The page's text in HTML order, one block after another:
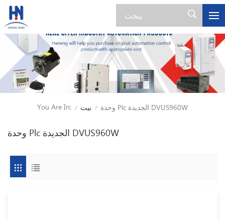
You Are In: / بيت / وحدة Plc الجديدة DVUS960W
وحدة Plc الجديدة DVUS960W